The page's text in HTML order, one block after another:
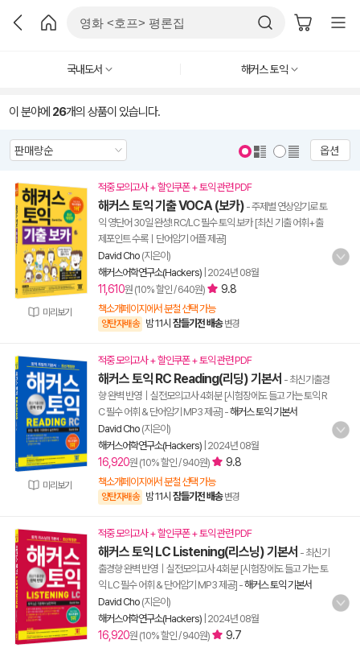
국내도서 해커스 토익
이 분야에 26개의 상품이 있습니다.
옵션
미리보기
적중 모의고사 + 할인쿠폰 + 토익 관련 PDF
해커스 토익 기출 VOCA (보카) - 주제별 연상암기로 토
익 영단어 30일 완성! RC/LC 필수 토익 보카 [최신 기출 어휘+출
제포인트 수록ㅣ단어암기 어플 제공]
David Cho (지은이)
해커스어학연구소(Hackers) 2024년 08월
11,610원 (10% 할인 / 640원) 9.8
책소개페이지에서 분철 선택 가능
양탄자배송 밤 11시 잠들기전 배송 변경
미리보기
적중 모의고사 + 할인쿠폰 + 토익 관련 PDF
해커스 토익 RC Reading(리딩) 기본서 - 최신기출경
향 완벽 반영｜실전모의고사 4회분 [시험장에도 들고 가는 토익 R
C 필수 어휘 & 단어암기 MP3 제공] -해커스 토익 기본서
David Cho (지은이)
해커스어학연구소(Hackers) 2024년 08월
16,920원 (10% 할인 / 940원) 9.8
책소개페이지에서 분철 선택 가능
양탄자배송 밤 11시 잠들기전 배송 변경
적중 모의고사 + 할인쿠폰 + 토익 관련 PDF
해커스 토익 LC Listening(리스닝) 기본서 - 최신기
출경향 완벽 반영｜실전모의고사 4회분 [시험장에도 들고 가는 토
익 LC 필수 어휘 & 단어암기 MP3 제공] -해커스 토익 기본서
David Cho (지은이)
해커스어학연구소(Hackers) 2024년 08월
16,920원 (10% 할인 / 940원) 9.7